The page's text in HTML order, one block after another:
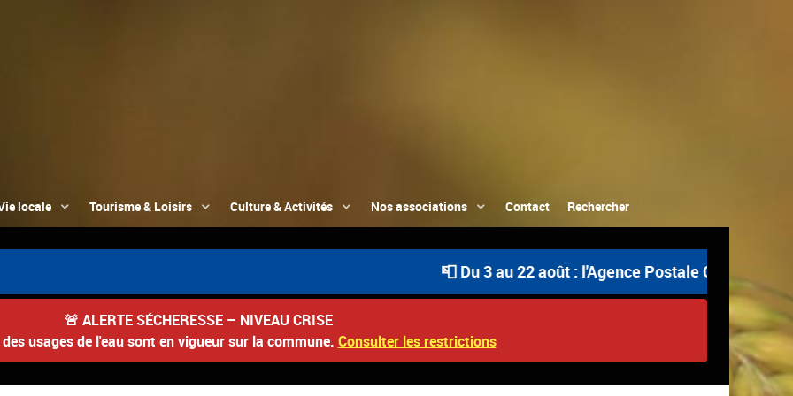
locale Tourisme & Loisirs Culture & Activités Nos associations Contact Rechercher
📮 Du 3 au 22 août : l'Agence Postale Communale
🚨 ALERTE SÉCHERESSE – NIVEAU CRISE
usages de l'eau sont en vigueur sur la commune. Consulter les restrictions